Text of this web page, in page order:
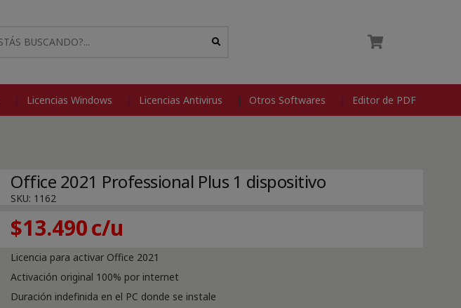
Licencias Windows Licencias Antivirus Otros Softwares Editor de PDF
Office 2021 Professional Plus 1 dispositivo
SKU: 1162
$13.490
Licencia para activar Office 2021
Activación original 100% por internet
Duración indefinida en el PC donde se instale